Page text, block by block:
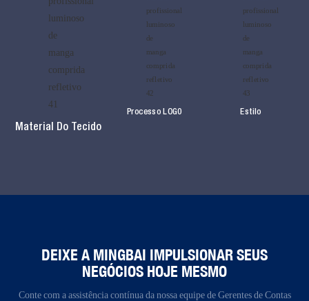
Material Do Tecido
Processo LOG0 Estilo
DEIXE A MINGBAI IMPULSIONAR SEUS
NEGÓCIOS HOJE MESMO
Conte com a assistência contínua da nossa equipe de Gerentes de Contas